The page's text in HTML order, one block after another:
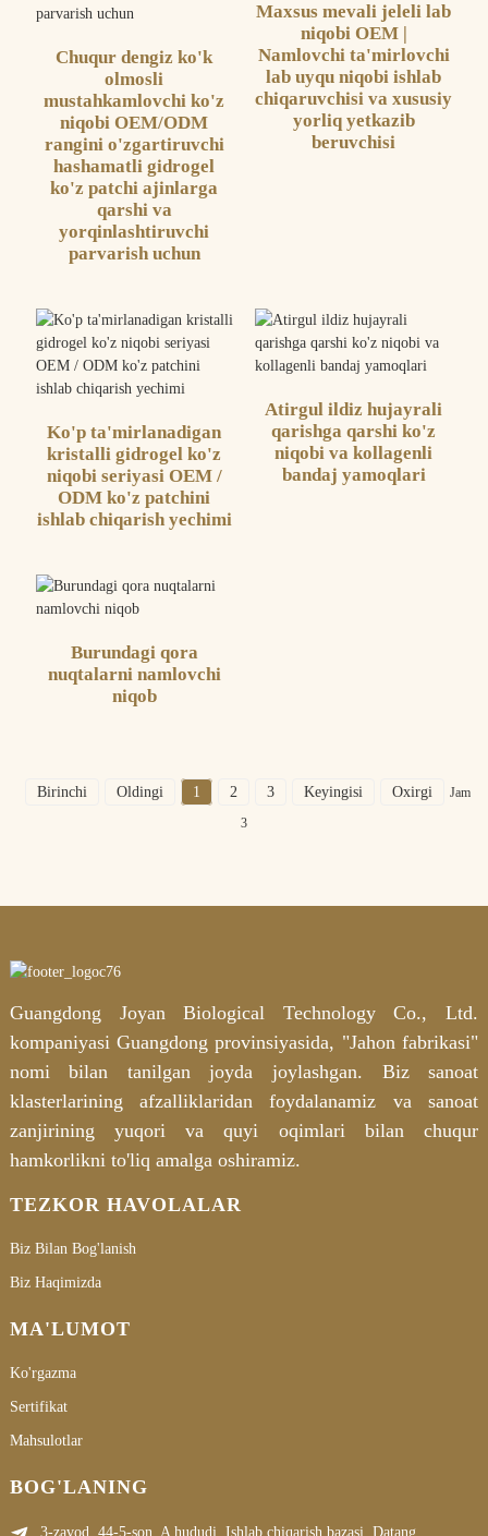
Chuqur dengiz ko'k
olmosli
mustahkamlovchi ko'z
niqobi OEM/ODM
rangini o'zgartiruvchi
hashamatli gidrogel
ko'z patchi ajinlarga
qarshi va
yorqinlashtiruvchi
parvarish uchun
Maxsus mevali jeleli lab
niqobi OEM |
Namlovchi ta'mirlovchi
lab uyqu niqobi ishlab
chiqaruvchisi va xususiy
yorliq yetkazib
beruvchisi
Ko'p ta'mirlanadigan
kristalli gidrogel ko'z
niqobi seriyasi OEM /
ODM ko'z patchini
ishlab chiqarish yechimi
Atirgul ildiz hujayrali
qarishga qarshi ko'z
niqobi va kollagenli
bandaj yamoqlari
Burundagi qora
nuqtalarni namlovchi
niqob
Birinchi Oldingi 1 2 3 Keyingisi Oxirgi
Jami
3
Guangdong Joyan Biological Technology Co., Ltd.
kompaniyasi Guangdong provinsiyasida, "Jahon fabrikasi"
nomi bilan tanilgan joyda joylashgan. Biz sanoat
klasterlarining afzalliklaridan foydalanamiz va sanoat
zanjirining yuqori va quyi oqimlari bilan chuqur
hamkorlikni to'liq amalga oshiramiz.
TEZKOR HAVOLALAR
Biz Bilan Bog'lanish
Biz Haqimizda
MA'LUMOT
Ko'rgazma
Sertifikat
Mahsulotlar
BOG'LANING
3-zavod, 44-5-son, A hududi, Ishlab chiqarish bazasi, Datang